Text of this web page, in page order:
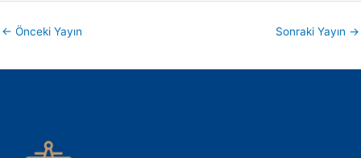
← Önceki Yayın Sonraki Yayın →